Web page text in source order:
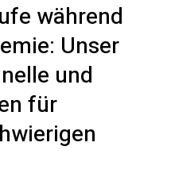
während
Unser
und
für